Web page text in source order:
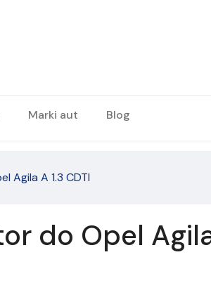
Marki aut Blog
Agila A 1.3 CDTI
do Opel Agila